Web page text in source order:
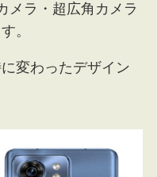
メラ・超広角カメラ
。
変わったデザイン